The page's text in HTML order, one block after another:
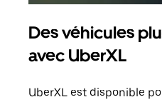
Des véhicules
avec UberXL
UberXL est disponible